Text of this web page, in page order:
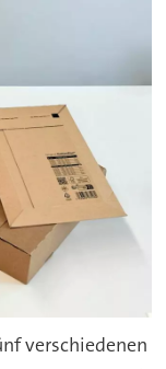
verschiedenen